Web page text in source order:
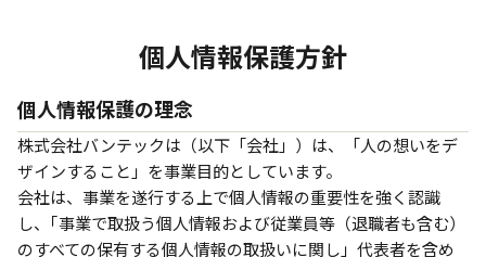
個人情報保護方針
個人情報保護の理念
株式会社バンテックは（以下「会社」）は、「人の想いをデ
ザインすること」を事業目的としています。
会社は、事業を遂行する上で個人情報の重要性を強く認識
し、｢事業で取扱う個人情報および従業員等（退職者も含む）
のすべての保有する個人情報の取扱いに関し」代表者を含め